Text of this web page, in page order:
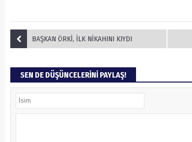
BAŞKAN ÖRKİ, İLK NİKAHINI KIYDI
SEN DE DÜŞÜNCELERİNİ PAYLAŞ!